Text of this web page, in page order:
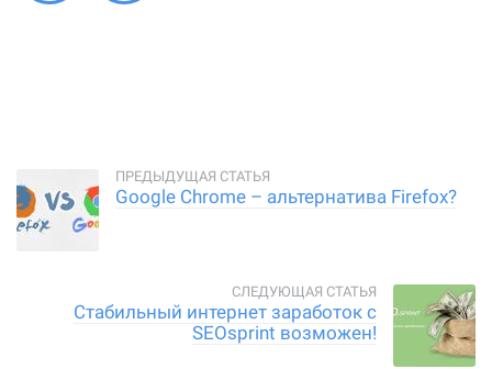
Google Chrome – альтернатива Firefox?
Стабильный интернет заработок с
SEOsprint возможен!